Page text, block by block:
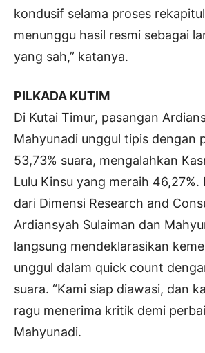
kondusif selama proses
menunggu hasil resmi sebagai
yang sah,” katanya.
PILKADA KUTIM
Di Kutai Timur, pasangan
Mahyunadi unggul tipis dengan
53,73% suara, mengalahkan
Lulu Kinsu yang meraih 46,27%.
dari Dimensi Research and
Ardiansyah Sulaiman dan
langsung mendeklarasikan
unggul dalam quick count
suara. “Kami siap diawasi, dan
ragu menerima kritik demi
Mahyunadi.